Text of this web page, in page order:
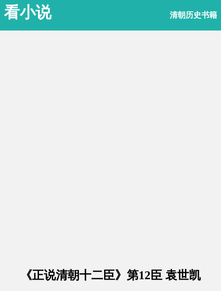
看小说 清朝历史书籍
《正说清朝十二臣》第12臣 袁世凯